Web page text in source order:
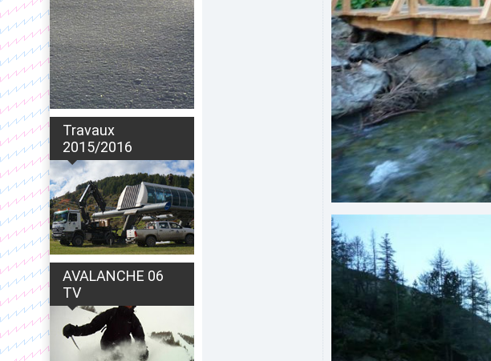
Travaux
2015/2016
AVALANCHE 06
TV